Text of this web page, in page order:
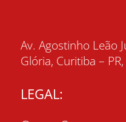
Av. Agostinho Leão
Glória, Curitiba –
LEGAL: